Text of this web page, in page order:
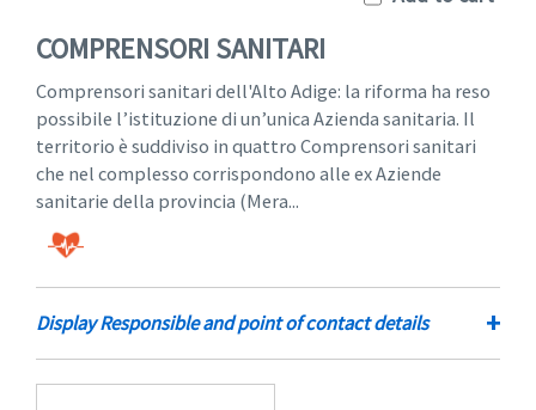
COMPRENSORI SANITARI
Comprensori sanitari dell'Alto Adige: la riforma ha reso
possibile l’istituzione di un’unica Azienda sanitaria. Il
territorio è suddiviso in quattro Comprensori sanitari
che nel complesso corrispondono alle ex Aziende
sanitarie della provincia (Mera...
Display Responsible and point of contact details +